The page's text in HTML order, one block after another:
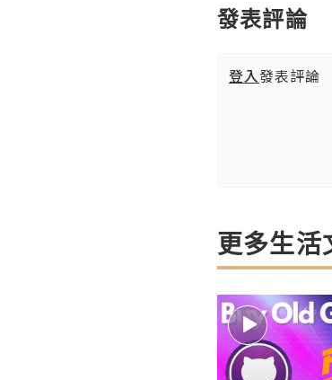
發表評論
登入發表評論
更多生活